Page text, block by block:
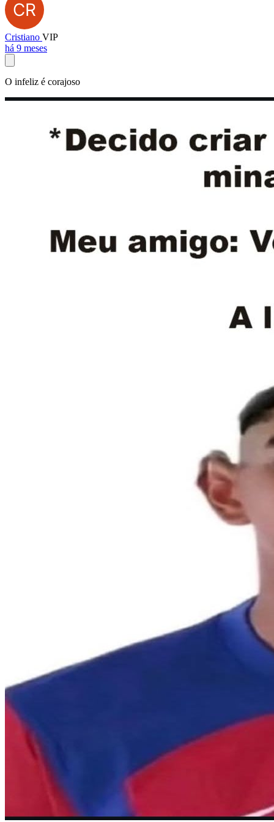
Cristiano VIP
há 9 meses
O infeliz é corajoso